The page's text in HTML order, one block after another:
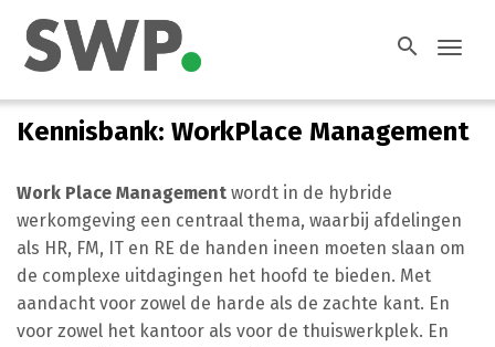
search
Kennisbank: WorkPlace Management
Work Place Management wordt in de hybride
werkomgeving een centraal thema, waarbij afdelingen
als HR, FM, IT en RE de handen ineen moeten slaan om
de complexe uitdagingen het hoofd te bieden. Met
aandacht voor zowel de harde als de zachte kant. En
voor zowel het kantoor als voor de thuiswerkplek. En